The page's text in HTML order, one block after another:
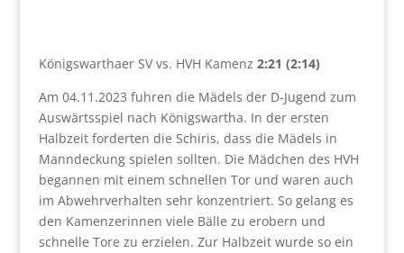
Königswarthaer SV vs. HVH Kamenz 2:21 (2:14)
Am 04.11.2023 fuhren die Mädels der D-Jugend zum
Auswärtsspiel nach Königswartha. In der ersten
Halbzeit forderten die Schiris, dass die Mädels in
Manndeckung spielen sollten. Die Mädchen des HVH
begannen mit einem schnellen Tor und waren auch
im Abwehrverhalten sehr konzentriert. So gelang es
den Kamenzerinnen viele Bälle zu erobern und
schnelle Tore zu erzielen. Zur Halbzeit wurde so ein